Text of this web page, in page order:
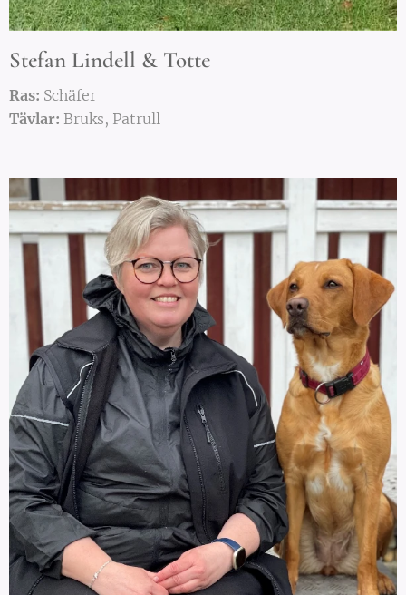
Stefan Lindell & Totte
Ras: Schäfer
Tävlar: Bruks, Patrull